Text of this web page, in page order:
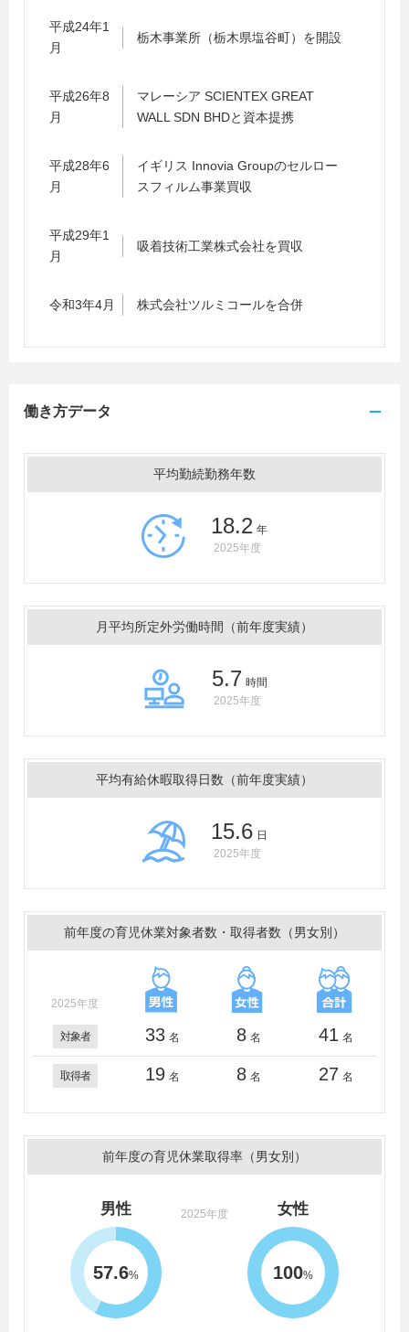
平成24年1
月
栃木事業所（栃木県塩谷町）を開設
平成26年8
月
マレーシア SCIENTEX GREAT
WALL SDN BHDと資本提携
平成28年6
月
イギリス Innovia Groupのセルロー
スフィルム事業買収
平成29年1
月
吸着技術工業株式会社を買収
令和3年4月 株式会社ツルミコールを合併
働き方データ
平均勤続勤務年数
18.2 年
2025年度
月平均所定外労働時間（前年度実績）
5.7 時間
2025年度
平均有給休暇取得日数（前年度実績）
15.6 日
2025年度
前年度の育児休業対象者数・取得者数（男女別）
2025年度
対象者 33 名 8 名 41 名
取得者 19 名 8 名 27 名
前年度の育児休業取得率（男女別）
2025年度
男性
57.6%
女性
100%